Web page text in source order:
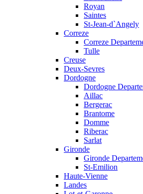
Royan
Saintes
St-Jean-d`Angely
Correze
Correze
Tulle
Creuse
Deux-Sevres
Dordogne
Dordogne
Aillac
Bergerac
Brantome
Domme
Riberac
Sarlat
Gironde
Gironde
St-Emilion
Haute-Vienne
Landes